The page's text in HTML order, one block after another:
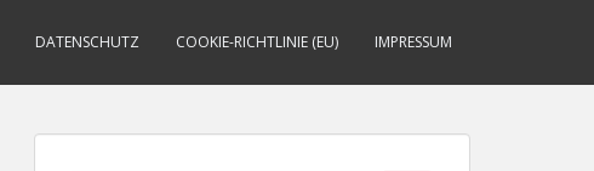
DATENSCHUTZ COOKIE-RICHTLINIE (EU) IMPRESSUM